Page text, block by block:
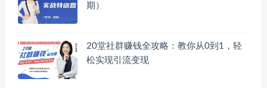
期）
20堂社群赚钱全攻略：教你从0到1，轻
松实现引流变现